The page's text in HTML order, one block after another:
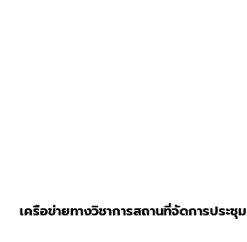
เครือข่ายทางวิชาการสถานที่จัดการประชุม